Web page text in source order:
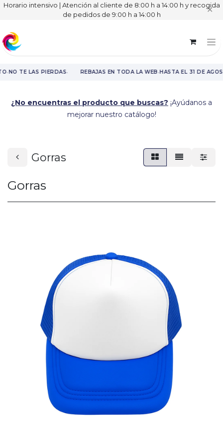
Horario intensivo | Atención al cliente de 8:00 h a 14:00 h y recogida
de pedidos de 9:00 h a 14:00 h
✕
·NO TE LAS PIERDAS· REBAJAS EN TODA LA WEB·HASTA EL 31 DE
¿No encuentras el producto que buscas? ¡Ayúdanos a
mejorar nuestro catálogo!
Gorras
Gorras